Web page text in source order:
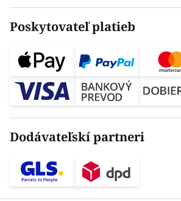
Poskytovateľ platieb
Dodávateľskí partneri